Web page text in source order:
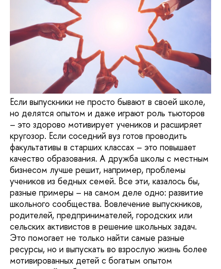
Если выпускники не просто бывают в своей школе,
но делятся опытом и даже играют роль тьюторов
– это здорово мотивирует учеников и расширяет
кругозор. Если соседний вуз готов проводить
факультативы в старших классах – это повышает
качество образования. А дружба школы с местным
бизнесом лучше решит, например, проблемы
учеников из бедных семей. Все эти, казалось бы,
разные примеры – на самом деле одно: развитие
школьного сообщества. Вовлечение выпускников,
родителей, предпринимателей, городских или
сельских активистов в решение школьных задач.
Это помогает не только найти самые разные
ресурсы, но и выпускать во взрослую жизнь более
мотивированных детей с богатым опытом